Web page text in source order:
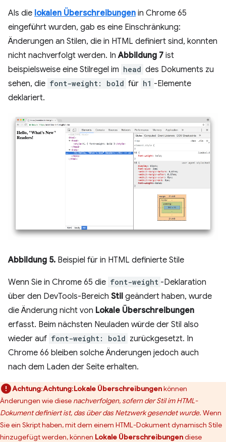
Als die lokalen Überschreibungen in Chrome 65
eingeführt wurden, gab es eine Einschränkung:
Änderungen an Stilen, die in HTML definiert sind, konnten
nicht nachverfolgt werden. InAbbildung 7 ist
beispielsweise eine Stilregel im head des Dokuments zu
sehen, die font-weight: bold für h1 -Elemente
deklariert.
Abbildung 5. Beispiel für in HTML definierte Stile
Wenn Sie in Chrome 65 die font-weight -Deklaration
über den DevTools-Bereich Stil geändert haben, wurde
die Änderung nicht von Lokale Überschreibungen
erfasst. Beim nächsten Neuladen würde der Stil also
wieder auf font-weight: bold zurückgesetzt. In
Chrome 66 bleiben solche Änderungen jedoch auch
nach dem Laden der Seite erhalten.
Achtung:Achtung:Lokale Überschreibungenkönnen
Änderungen wie diese nachverfolgen, sofern der Stil im HTML-
Dokument definiert ist, das über das Netzwerk gesendet wurde. Wenn
Sie ein Skript haben, mit dem einem HTML-Dokument dynamisch Stile
hinzugefügt werden, können Lokale Überschreibungendiese